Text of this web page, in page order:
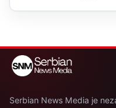
Serbian News Media je